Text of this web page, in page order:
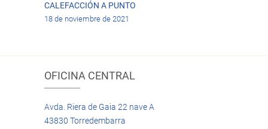
CALEFACCIÓN A PUNTO
18 de noviembre de 2021
OFICINA CENTRAL
Avda. Riera de Gaia 22 nave A
43830 Torredembarra